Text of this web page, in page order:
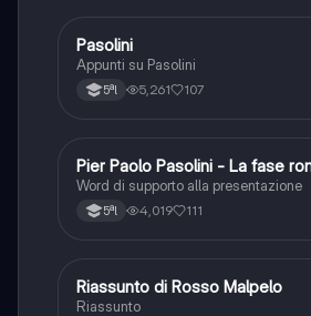
Italiano
Pasolini
Appunti su Pasolini
5ªl 5,261 107
Italiano
Pier Paolo Pasolini - La fase
Word di supporto alla presentazione
5ªl 4,019 111
Italiano
Riassunto di Rosso Malpelo
Riassunto